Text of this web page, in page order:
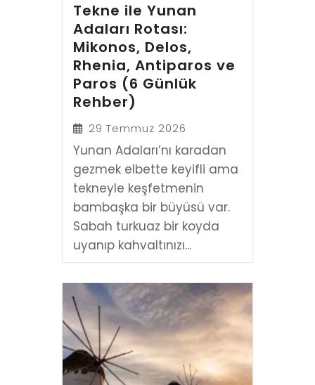
Tekne ile Yunan
Adaları Rotası:
Mikonos, Delos,
Rhenia, Antiparos ve
Paros (6 Günlük
Rehber)
29 Temmuz 2026
Yunan Adaları’nı karadan
gezmek elbette keyifli ama
tekneyle keşfetmenin
bambaşka bir büyüsü var.
Sabah turkuaz bir koyda
uyanıp kahvaltınızı...